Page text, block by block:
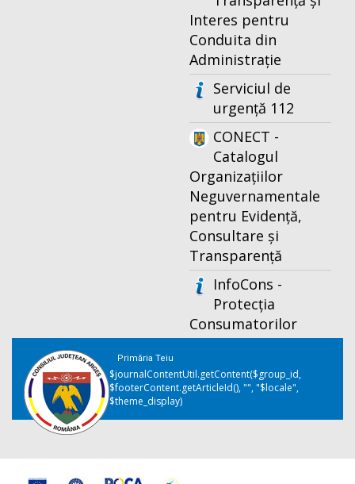
Interes pentru
Conduita din
Administrație
Serviciul de
urgență 112
CONECT -
Catalogul
Organizațiilor
Neguvernamentale
pentru Evidență,
Consultare și
Transparență
InfoCons -
Protecția
Consumatorilor
Primăria Teiu
$journalContentUtil.getContent($group_id,
$footerContent.getArticleId(), "", "$locale",
$theme_display)